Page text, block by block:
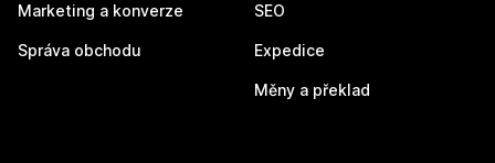
Marketing a konverze
Správa obchodu
SEO
Expedice
Měny a překlad